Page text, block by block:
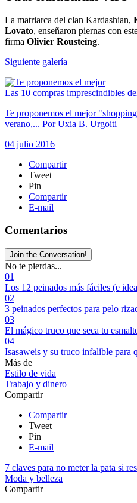
La matriarca del clan Kardashian,
Lovato, enseñaron piernas con
firma Olivier Rousteing.
Siguiente galería
Las 10 compras imprescindibles
Te proponemos el mejor
verano,... PorUxia B. Urgoiti
04 julio 2016
Compartir
Tweet
Pin
Compartir
E-mail
Comentarios
Join the Conversation!
No te pierdas...
01
Los 12 peinados más fáciles (e
02
3 peinados perfectos para pelo
03
El mágico truco que seca tu
04
Isasaweis y su truco infalible para
Más de
Estilo de vida
Trabajo y dinero
Compartir
Compartir
Tweet
Pin
E-mail
7 claves para no meter la pata si
Moda y belleza
Compartir